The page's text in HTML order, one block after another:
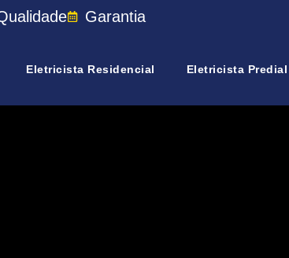
Garantia
Eletricista Residencial Eletricista Predial